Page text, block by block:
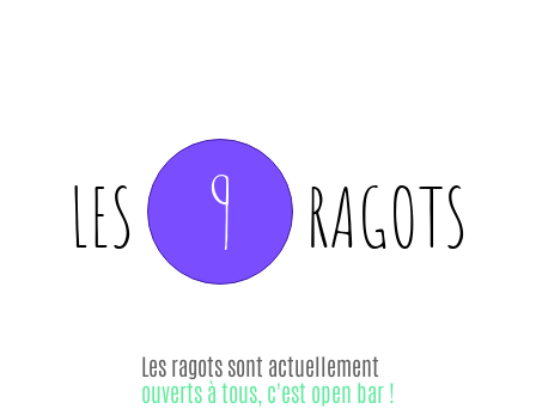
LES 9 RAGOTS
Les ragots sont actuellement
ouverts à tous, c'est open bar !